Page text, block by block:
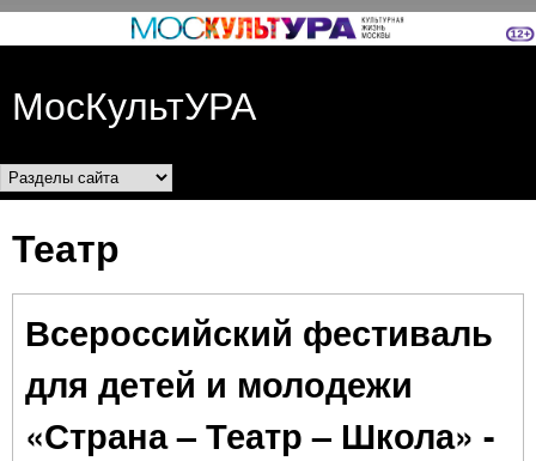
Перейти к основному
МосКультУРА
Разделы сайта
Театр
Всероссийский фестиваль
для детей и молодежи
«Страна – Театр – Школа» -